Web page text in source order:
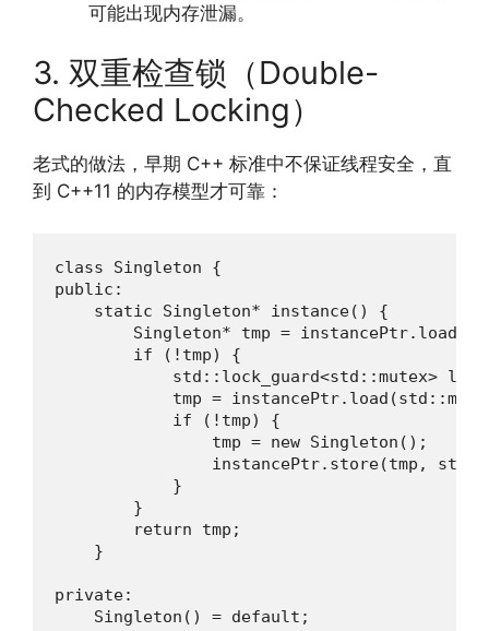
可能出现内存泄漏。
3. 双重检查锁（Double-
Checked Locking）
老式的做法，早期 C++ 标准中不保证线程安全，直
到 C++11 的内存模型才可靠：
class Singleton {
public:
    static Singleton* instance() {
Singleton* tmp =
        if (!tmp) {
std::lock_guard<std::mutex>
tmp =
            if (!tmp) {
                tmp = new Singleton();
instancePtr.store(tmp,
            }
        }
        return tmp;
    }
private:
    Singleton() = default;